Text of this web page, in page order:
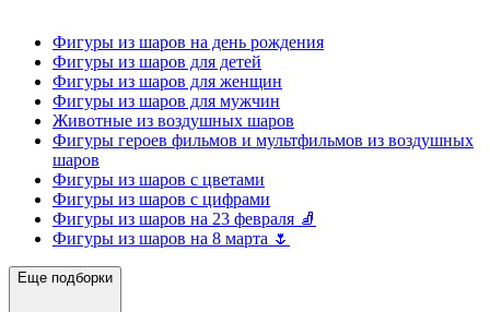
Фигуры из шаров на день рождения
Фигуры из шаров для детей
Фигуры из шаров для женщин
Фигуры из шаров для мужчин
Животные из воздушных шаров
Фигуры героев фильмов и мультфильмов из воздушных
шаров
Фигуры из шаров с цветами
Фигуры из шаров с цифрами
Фигуры из шаров на 23 февраля 🧦
Фигуры из шаров на 8 марта 🌷
Еще подборки